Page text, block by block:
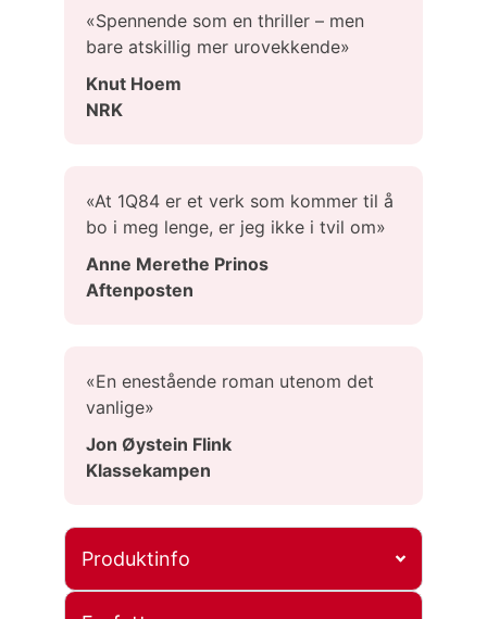
«Spennende som en thriller – men
bare atskillig mer urovekkende»
Knut Hoem
NRK
«At 1Q84 er et verk som kommer til å
bo i meg lenge, er jeg ikke i tvil om»
Anne Merethe Prinos
Aftenposten
«En enestående roman utenom det
vanlige»
Jon Øystein Flink
Klassekampen
Produktinfo